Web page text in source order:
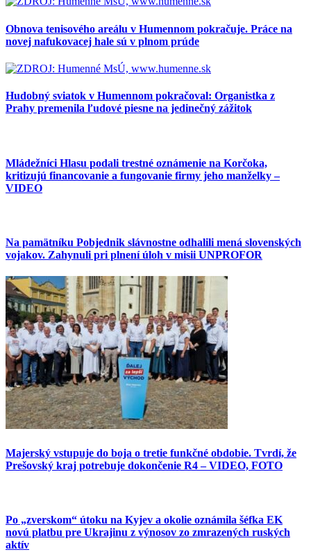
Obnova tenisového areálu v Humennom pokračuje. Práce na
novej nafukovacej hale sú v plnom prúde
Hudobný sviatok v Humennom pokračoval: Organistka z
Prahy premenila ľudové piesne na jedinečný zážitok
Mládežníci Hlasu podali trestné oznámenie na Korčoka,
kritizujú financovanie a fungovanie firmy jeho manželky –
VIDEO
Na pamätníku Pobjednik slávnostne odhalili mená slovenských
vojakov. Zahynuli pri plnení úloh v misii UNPROFOR
Majerský vstupuje do boja o tretie funkčné obdobie. Tvrdí, že
Prešovský kraj potrebuje dokončenie R4 – VIDEO, FOTO
Po „zverskom“ útoku na Kyjev a okolie oznámila šéfka EK
novú platbu pre Ukrajinu z výnosov zo zmrazených ruských
aktív